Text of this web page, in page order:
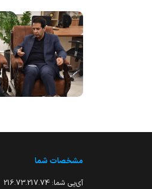
مشخصات شما
آی‌پی شما: 216.73.217.74